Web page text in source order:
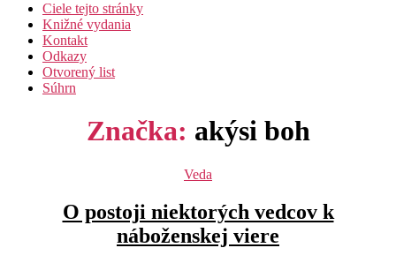
Ciele tejto stránky
Knižné vydania
Kontakt
Odkazy
Otvorený list
Súhrn
Značka: akýsi boh
Kategórie
Veda
O postoji niektorých vedcov k
náboženskej viere